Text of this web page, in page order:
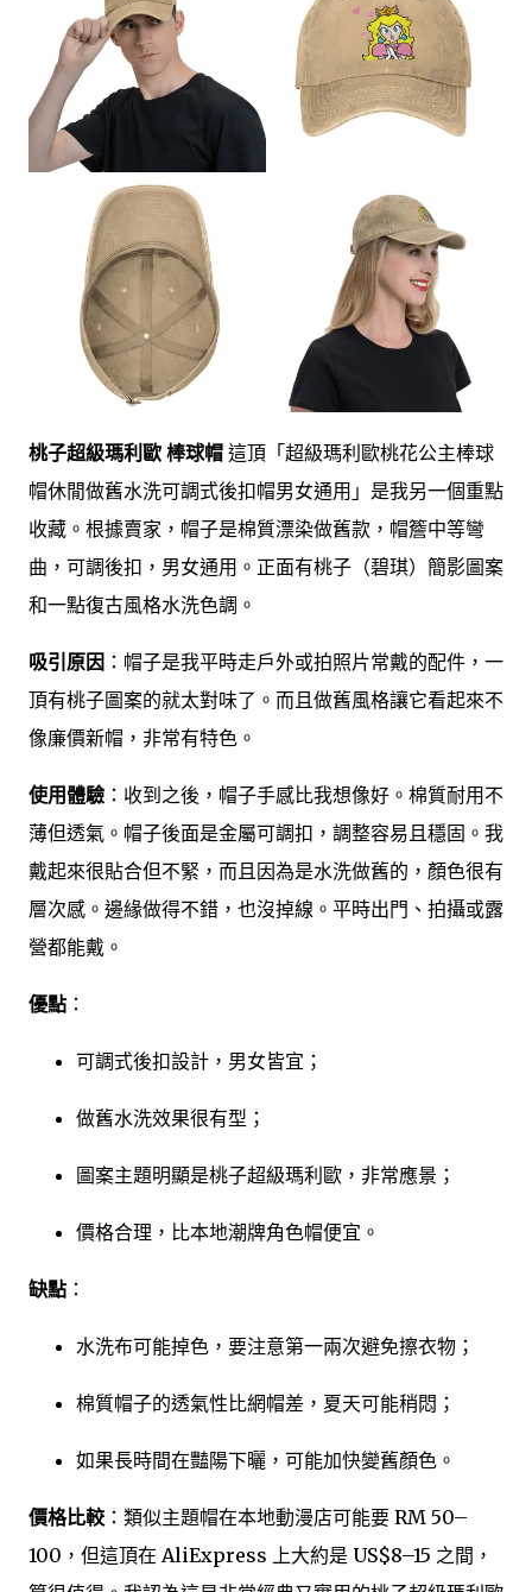
桃子超級瑪利歐 棒球帽 這頂「超級瑪利歐桃花公主棒球
帽休閒做舊水洗可調式後扣帽男女通用」是我另一個重點
收藏。根據賣家，帽子是棉質漂染做舊款，帽簷中等彎
曲，可調後扣，男女通用。正面有桃子（碧琪）簡影圖案
和一點復古風格水洗色調。
吸引原因 ：帽子是我平時走戶外或拍照片常戴的配件，一
頂有桃子圖案的就太對味了。而且做舊風格讓它看起來不
像廉價新帽，非常有特色。
使用體驗 ：收到之後，帽子手感比我想像好。棉質耐用不
薄但透氣。帽子後面是金屬可調扣，調整容易且穩固。我
戴起來很貼合但不緊，而且因為是水洗做舊的，顏色很有
層次感。邊緣做得不錯，也沒掉線。平時出門、拍攝或露
營都能戴。
優點 ：
可調式後扣設計，男女皆宜；
做舊水洗效果很有型；
圖案主題明顯是桃子超級瑪利歐，非常應景；
價格合理，比本地潮牌角色帽便宜。
缺點 ：
水洗布可能掉色，要注意第一兩次避免擦衣物；
棉質帽子的透氣性比網帽差，夏天可能稍悶；
如果長時間在豔陽下曬，可能加快變舊顏色。
價格比較 ：類似主題帽在本地動漫店可能要 RM 50–
100，但這頂在 AliExpress 上大約是 US$8–15 之間，